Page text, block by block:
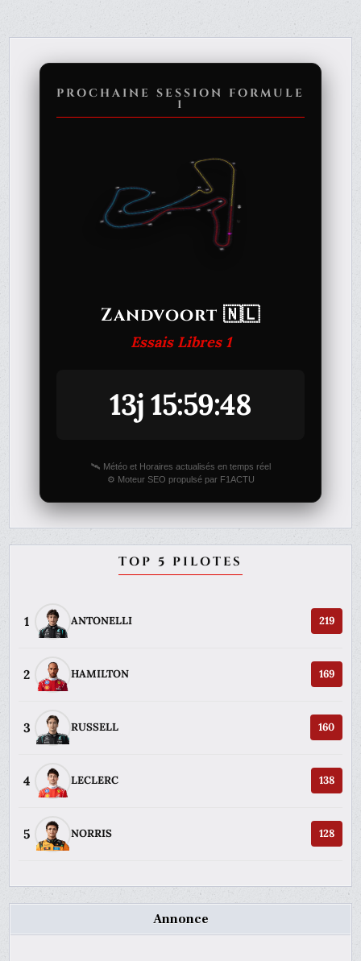
PROCHAINE SESSION FORMULE
1
Zandvoort 🇳🇱
Essais Libres 1
13j 15:59:48
🛰️ Météo et Horaires actualisés en temps réel
⚙️ Moteur SEO propulsé par F1ACTU
TOP 5 PILOTES
1 ANTONELLI 219
2 HAMILTON 169
3 RUSSELL 160
4 LECLERC 138
5 NORRIS 128
Annonce